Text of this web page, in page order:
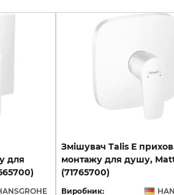
для
Змішувач Talis E
монтажу для душу,
(71765700)
Виробник: